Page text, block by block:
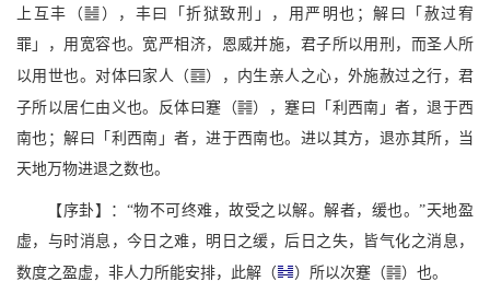
上互丰（Z ），丰曰「折狱致刑」，用严明也；解曰「赦过宥
罪」，用宽容也。宽严相济，恩威并施，君子所以用刑，而圣人所
以用世也。对体曰家人（O），内生亲人之心，外施赦过之行，君
子所以居仁由义也。反体曰蹇（{），蹇曰「利西南」者，退于西
南也；解曰「利西南」者，进于西南也。进以其方，退亦其所，当
天地万物进退之数也。
【序卦】：“物不可终难，故受之以解。解者，缓也。”天地盈
虚，与时消息，今日之难，明日之缓，后日之失，皆气化之消息，
数度之盈虚，非人力所能安排，此解（
）所以次蹇（{）也。